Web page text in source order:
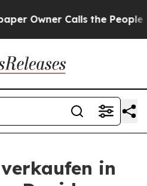
Calls the People
in